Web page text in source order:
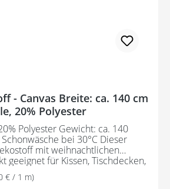
- Canvas Breite: ca. 140 cm
20% Polyester
Polyester Gewicht: ca. 140
mit weihnachtlichen
geeignet für Kissen, Tischdecken,
Taschen, zum Basteln usw.
am Bildschirm können die
€ / 1 m)